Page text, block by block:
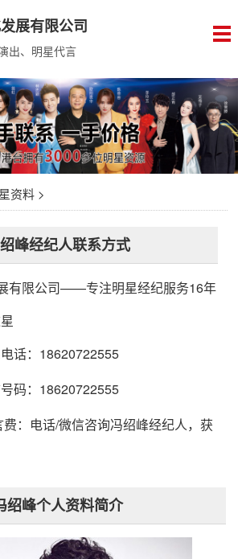
展有限公司
出、明星代言
资料>
峰经纪人联系方式
有限公司——专注明星经纪服务16年
话：18620722555
码：18620722555
：电话/微信咨询冯绍峰经纪人，获
绍峰个人资料简介